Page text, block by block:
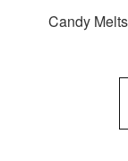
Candy